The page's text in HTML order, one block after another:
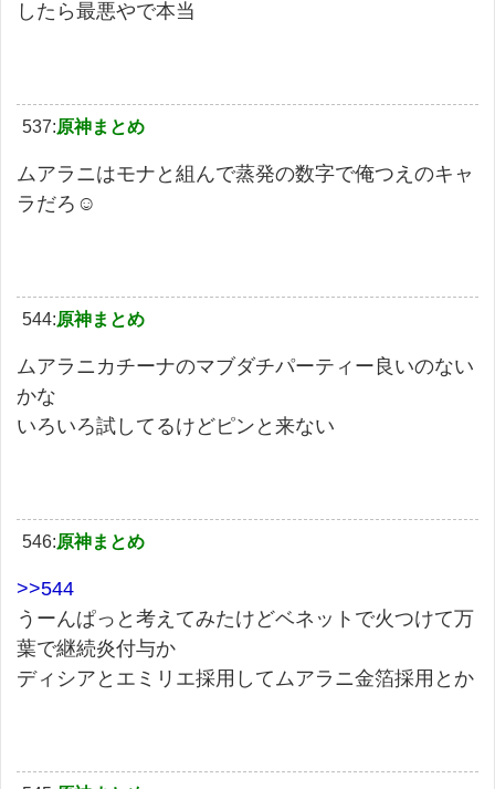
したら最悪やで本当
537:原神まとめ
ムアラニはモナと組んで蒸発の数字で俺つえのキャ
ラだろ☺
544:原神まとめ
ムアラニカチーナのマブダチパーティー良いのない
かな
いろいろ試してるけどピンと来ない
546:原神まとめ
>>544
うーんぱっと考えてみたけどベネットで火つけて万
葉で継続炎付与か
ディシアとエミリエ採用してムアラニ金箔採用とか